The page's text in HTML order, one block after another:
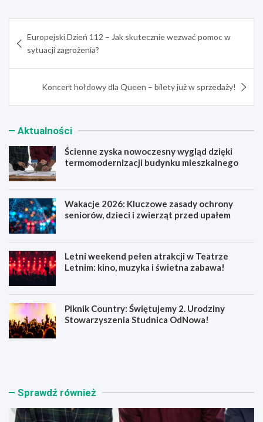
wpisu
Europejski Dzień 112 – Jak skutecznie wezwać pomoc w
sytuacji zagrożenia?
Koncert hołdowy dla Queen – bilety już w sprzedaży!
Aktualności
Ścienne zyska nowoczesny wygląd dzięki
termomodernizacji budynku mieszkalnego
Wakacje 2026: Kluczowe zasady ochrony
seniorów, dzieci i zwierząt przed upałem
Letni weekend pełen atrakcji w Teatrze
Letnim: kino, muzyka i świetna zabawa!
Piknik Country: Świętujemy 2. Urodziny
Stowarzyszenia Studnica OdNowa!
Ś
n
z
W
j
2
Sprawdź również